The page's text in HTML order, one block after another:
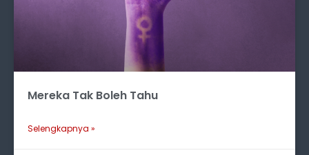
Mereka Tak Boleh Tahu
Selengkapnya »